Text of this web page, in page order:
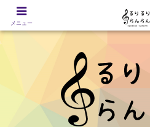
メニュー